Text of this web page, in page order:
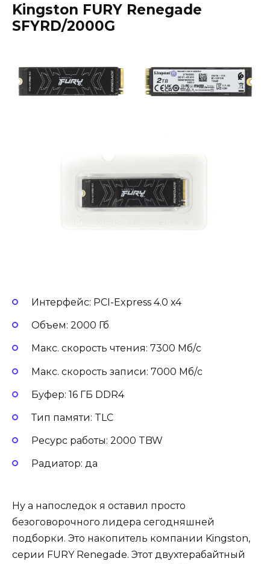
Kingston FURY Renegade
SFYRD/2000G
Интерфейс: PCI-Express 4.0 x4
Объем: 2000 Гб
Макс. скорость чтения: 7300 Мб/с
Макс. скорость записи: 7000 Мб/с
Буфер: 16 ГБ DDR4
Тип памяти: TLC
Ресурс работы: 2000 TBW
Радиатор: да
Ну а напоследок я оставил просто
безоговорочного лидера сегодняшней
подборки. Это накопитель компании Kingston,
серии FURY Renegade. Этот двухтерабайтный